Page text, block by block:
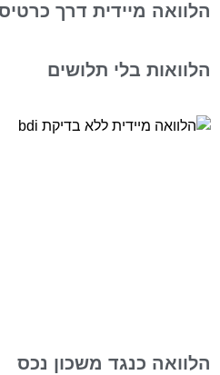
הלוואה מיידית דרך
הלוואות בלי תלושים
הלוואה כנגד משכון נכס